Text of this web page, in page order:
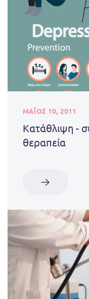
ΜΑΪΟΣ 10, 2011
Κατάθλιψη -
θεραπεία